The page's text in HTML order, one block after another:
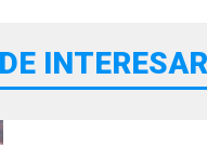
INTERESAR